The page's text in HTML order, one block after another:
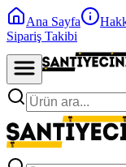
Ana Sayfa
Sipariş Takibi